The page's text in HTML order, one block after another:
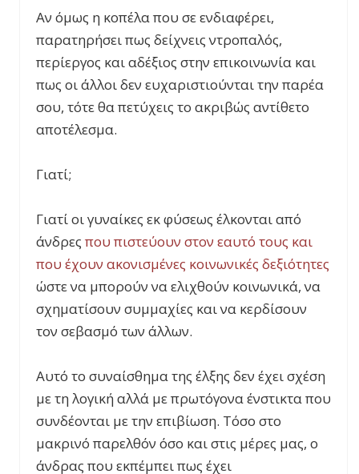
Αν όμως η κοπέλα που σε ενδιαφέρει,
παρατηρήσει πως δείχνεις ντροπαλός,
περίεργος και αδέξιος στην επικοινωνία και
πως οι άλλοι δεν ευχαριστιούνται την παρέα
σου, τότε θα πετύχεις το ακριβώς αντίθετο
αποτέλεσμα.
Γιατί;
Γιατί οι γυναίκες εκ φύσεως έλκονται από
άνδρες που πιστεύουν στον εαυτό τους και
που έχουν ακονισμένες κοινωνικές δεξιότητες
ώστε να μπορούν να ελιχθούν κοινωνικά, να
σχηματίσουν συμμαχίες και να κερδίσουν
τον σεβασμό των άλλων.
Αυτό το συναίσθημα της έλξης δεν έχει σχέση
με τη λογική αλλά με πρωτόγονα ένστικτα που
συνδέονται με την επιβίωση. Τόσο στο
μακρινό παρελθόν όσο και στις μέρες μας, ο
άνδρας που εκπέμπει πως έχει